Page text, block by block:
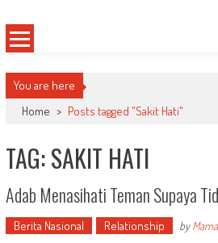
You are here
Home > Posts tagged "Sakit Hati"
TAG: SAKIT HATI
Adab Menasihati Teman Supaya
Berita Nasional Relationship by